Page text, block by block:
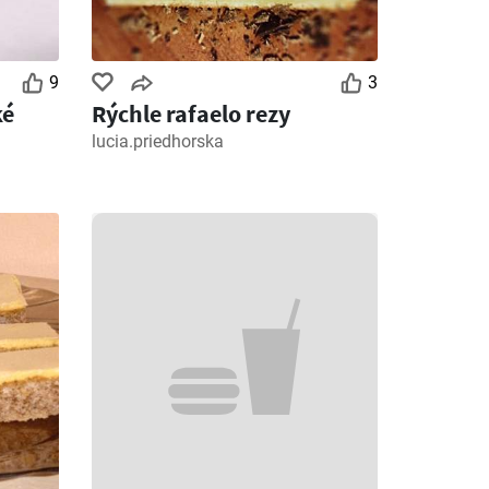
9 3
Rýchle rafaelo rezy
lucia.priedhorska